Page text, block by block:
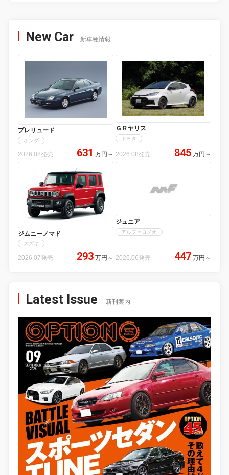
New Car 新車種情報
プレリュード
ホンダ
2026.08発売 631 万円 ～
ＧＲヤリス
トヨタ
2026.08発売 845 万円 ～
ジムニーノマド
スズキ
2026.07発売 293 万円 ～
ジュニア
アルファロメオ
2026.06発売 447 万円 ～
Latest Issue 新刊案内